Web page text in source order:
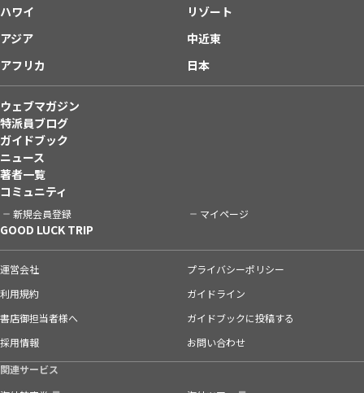
ハワイ
リゾート
アジア
中近東
アフリカ
日本
ウェブマガジン
特派員ブログ
ガイドブック
ニュース
著者一覧
コミュニティ
新規会員登録 マイページ
GOOD LUCK TRIP
運営会社
プライバシーポリシー
利用規約
ガイドライン
書店御担当者様へ
ガイドブックに投稿する
採用情報
お問い合わせ
関連サービス